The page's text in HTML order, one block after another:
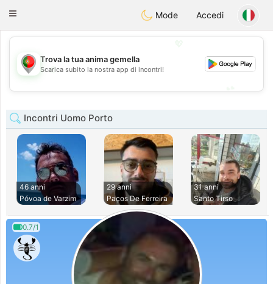
Portugues
Toggle
Mode Accedi
💖
💕
Trova la tua anima gemella
Scarica subito la nostra app di incontri!
Incontri Uomo Porto
46 anni
Póvoa de Varzim
29 anni
Paços De Ferreira
31 anni
Santo Tirso
0.7/1